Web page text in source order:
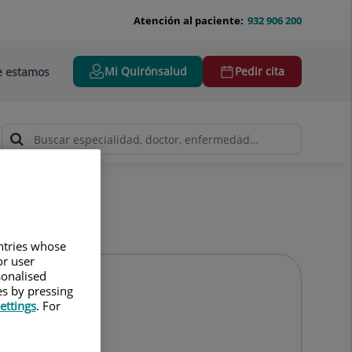
932 906 200
Atención al paciente:
estamos Mi Quirónsalud Pedir cita
whose
user
by pressing
. For